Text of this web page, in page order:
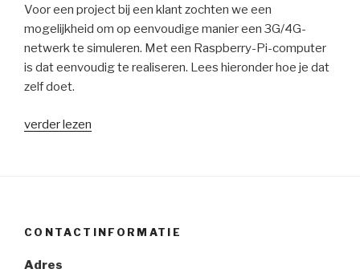
Voor een project bij een klant zochten we een
mogelijkheid om op eenvoudige manier een 3G/4G-
netwerk te simuleren. Met een Raspberry-Pi-computer
is dat eenvoudig te realiseren. Lees hieronder hoe je dat
zelf doet.
“3G/4G
verder lezen
CONTACTINFORMATIE
Adres